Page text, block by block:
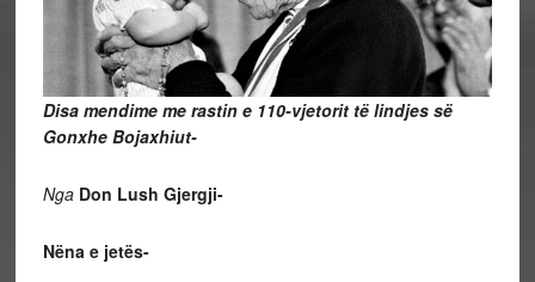
Disa mendime me rastin e 110-vjetorit të lindjes së
Gonxhe Bojaxhiut-
Nga Don Lush Gjergji-
Nëna e jetës-